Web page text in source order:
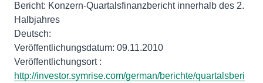
Bericht: Konzern-Quartalsfinanzbericht innerhalb des 2.
Halbjahres
Deutsch:
Veröffentlichungsdatum: 09.11.2010
http://investor.symrise.com/german/berichte/quartalsberi